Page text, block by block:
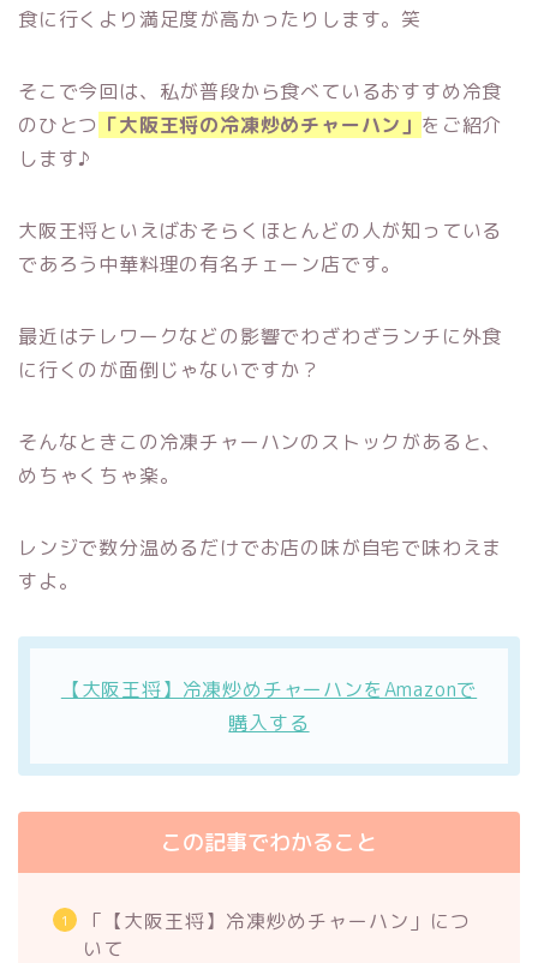
食に行くより満足度が高かったりします。笑
そこで今回は、私が普段から食べているおすすめ冷食
のひとつ 「大阪王将の冷凍炒めチャーハン」 をご紹介
します♪
大阪王将といえばおそらくほとんどの人が知っている
であろう中華料理の有名チェーン店です。
最近はテレワークなどの影響でわざわざランチに外食
に行くのが面倒じゃないですか？
そんなときこの冷凍チャーハンのストックがあると、
めちゃくちゃ楽。
レンジで数分温めるだけでお店の味が自宅で味わえま
すよ。
【大阪王将】冷凍炒めチャーハンをAmazonで
購入する
この記事でわかること
「【大阪王将】冷凍炒めチャーハン」につ
いて